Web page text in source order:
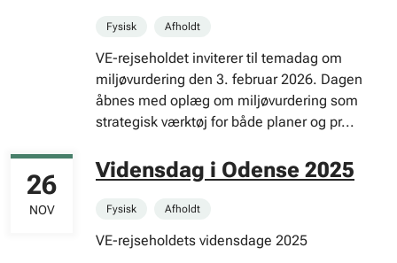
Fysisk Afholdt
VE-rejseholdet inviterer til temadag om
miljøvurdering den 3. februar 2026. Dagen
åbnes med oplæg om miljøvurdering som
strategisk værktøj for både planer og pr...
Vidensdag i Odense 2025
26
NOV Fysisk Afholdt
VE-rejseholdets vidensdage 2025